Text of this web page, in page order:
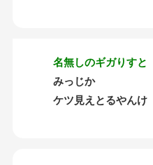
名無しのギガりすと
みっじか
ケツ見えとるやんけ